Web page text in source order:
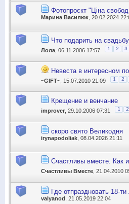
Фотопроєкт "Ціна
Марина Василюк , 20.02.2024
Что подарить на
Лола , 06.11.2006 17:57 1 2 3
Невеста в интересном
~GIFT~ , 15.07.2010 21:09 1 2
Крещение и венчание
improver , 29.10.2006 07:31 1 2
скоро свято Великодня
irynapodoliak , 08.04.2026 21:11
Счастливы вместе. Как
Счастливы Вместе , 21.04.2010
Где отпраздновать 18-ти
valyanod , 21.05.2019 22:04